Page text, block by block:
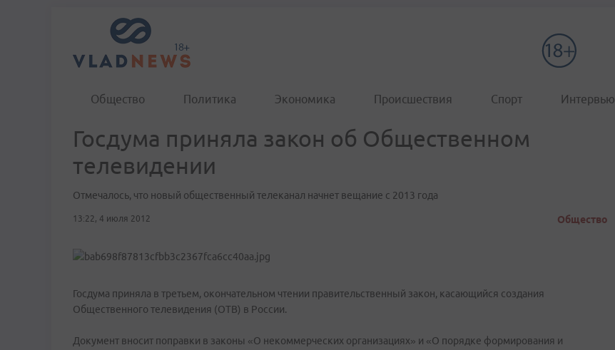
Общество Политика Экономика Происшествия Спорт Интервью
Госдума приняла закон об Общественном
телевидении
Отмечалось, что новый общественный телеканал начнет вещание с 2013 года
13:22, 4 июля 2012 Общество
Госдума приняла в третьем, окончательном чтении правительственный закон, касающийся создания
Общественного телевидения (ОТВ) в России.
Документ вносит поправки в законы «О некоммерческих организациях» и «О порядке формирования и